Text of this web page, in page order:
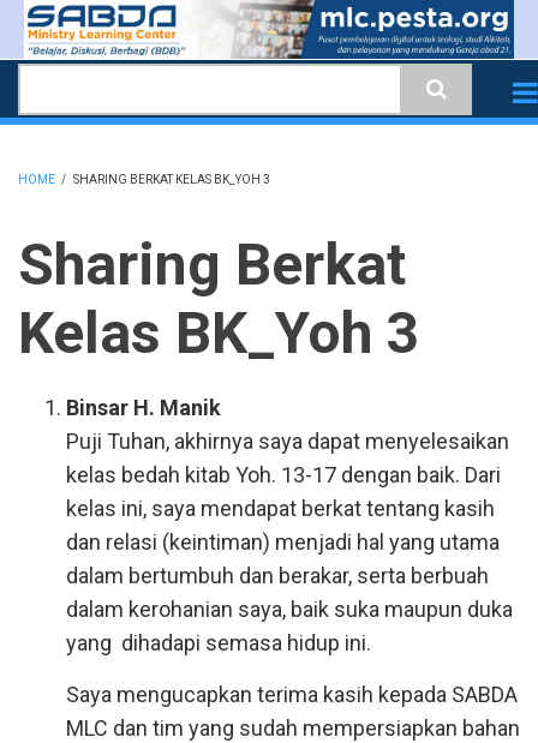
Skip
content
HOME / SHARING BERKAT KELAS BK_YOH 3
Sharing Berkat
Kelas BK_Yoh 3
Binsar H. Manik
Puji Tuhan, akhirnya saya dapat menyelesaikan
kelas bedah kitab Yoh. 13-17 dengan baik. Dari
kelas ini, saya mendapat berkat tentang kasih
dan relasi (keintiman) menjadi hal yang utama
dalam bertumbuh dan berakar, serta berbuah
dalam kerohanian saya, baik suka maupun duka
yang dihadapi semasa hidup ini.
Saya mengucapkan terima kasih kepada SABDA
MLC dan tim yang sudah mempersiapkan bahan